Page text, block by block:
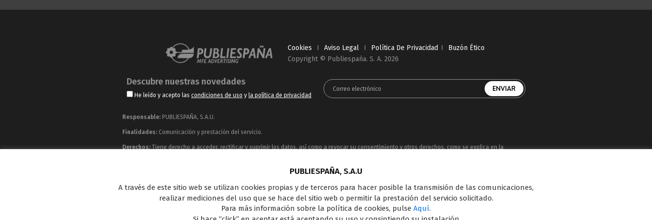
Cookies I Aviso Legal I Política De Privacidad I
Buzón Ético
Copyright © Publiespaña. S. A. 2026
Descubre nuestras novedades
He leído y acepto las condiciones de uso y la política de privacidad
Responsable: PUBLIESPAÑA, S.A.U.
Finalidades: Comunicación y prestación del servicio.
Derechos: Tiene derecho a acceder, rectificar y suprimir los datos, así como a revocar su consentimiento y otros derechos, como se explica en la
Publiespaña es empresa de Mediaset España concesionaria del espacio publicitario de sus siete canales en abierto: Telecinco, Cuatro, Factoría de Ficción, Boing, Divinity ,
Energy y Be Mad, así como de una amplia oferta en el panorama de medios y con una gran experiencia en la comercialización de diferentes soportes en Internet y TV
Outdoor Digital.
PUBLIESPAÑA, S.A.U
A través de este sitio web se utilizan cookies propias y de terceros para hacer posible la transmisión de las comunicaciones,
realizar mediciones del uso que se hace del sitio web o permitir la prestación del servicio solicitado.
Para más información sobre la política de cookies, pulse Aquí.